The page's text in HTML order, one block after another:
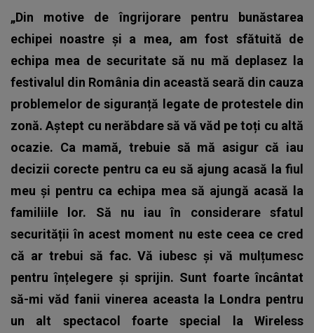
„Din motive de îngrijorare pentru bunăstarea
echipei noastre și a mea, am fost sfătuită de
echipa mea de securitate să nu mă deplasez la
festivalul din România din această seară din cauza
problemelor de siguranță legate de protestele din
zonă. Aștept cu nerăbdare să vă văd pe toți cu altă
ocazie. Ca mamă, trebuie să mă asigur că iau
decizii corecte pentru ca eu să ajung acasă la fiul
meu și pentru ca echipa mea să ajungă acasă la
familiile lor. Să nu iau în considerare sfatul
securității în acest moment nu este ceea ce cred
că ar trebui să fac. Vă iubesc și vă mulțumesc
pentru înțelegere și sprijin. Sunt foarte încântat
să-mi văd fanii vinerea aceasta la Londra pentru
un alt spectacol foarte special la Wireless